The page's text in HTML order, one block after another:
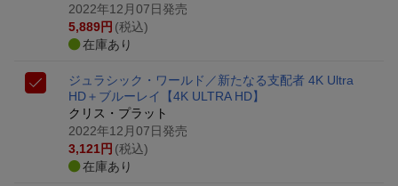
2022年12月07日発売
5,889円 (税込)
在庫あり
ジュラシック・ワールド／新たなる支配者 4K Ultra
HD＋ブルーレイ【4K ULTRA HD】
クリス・プラット
2022年12月07日発売
3,121円 (税込)
在庫あり